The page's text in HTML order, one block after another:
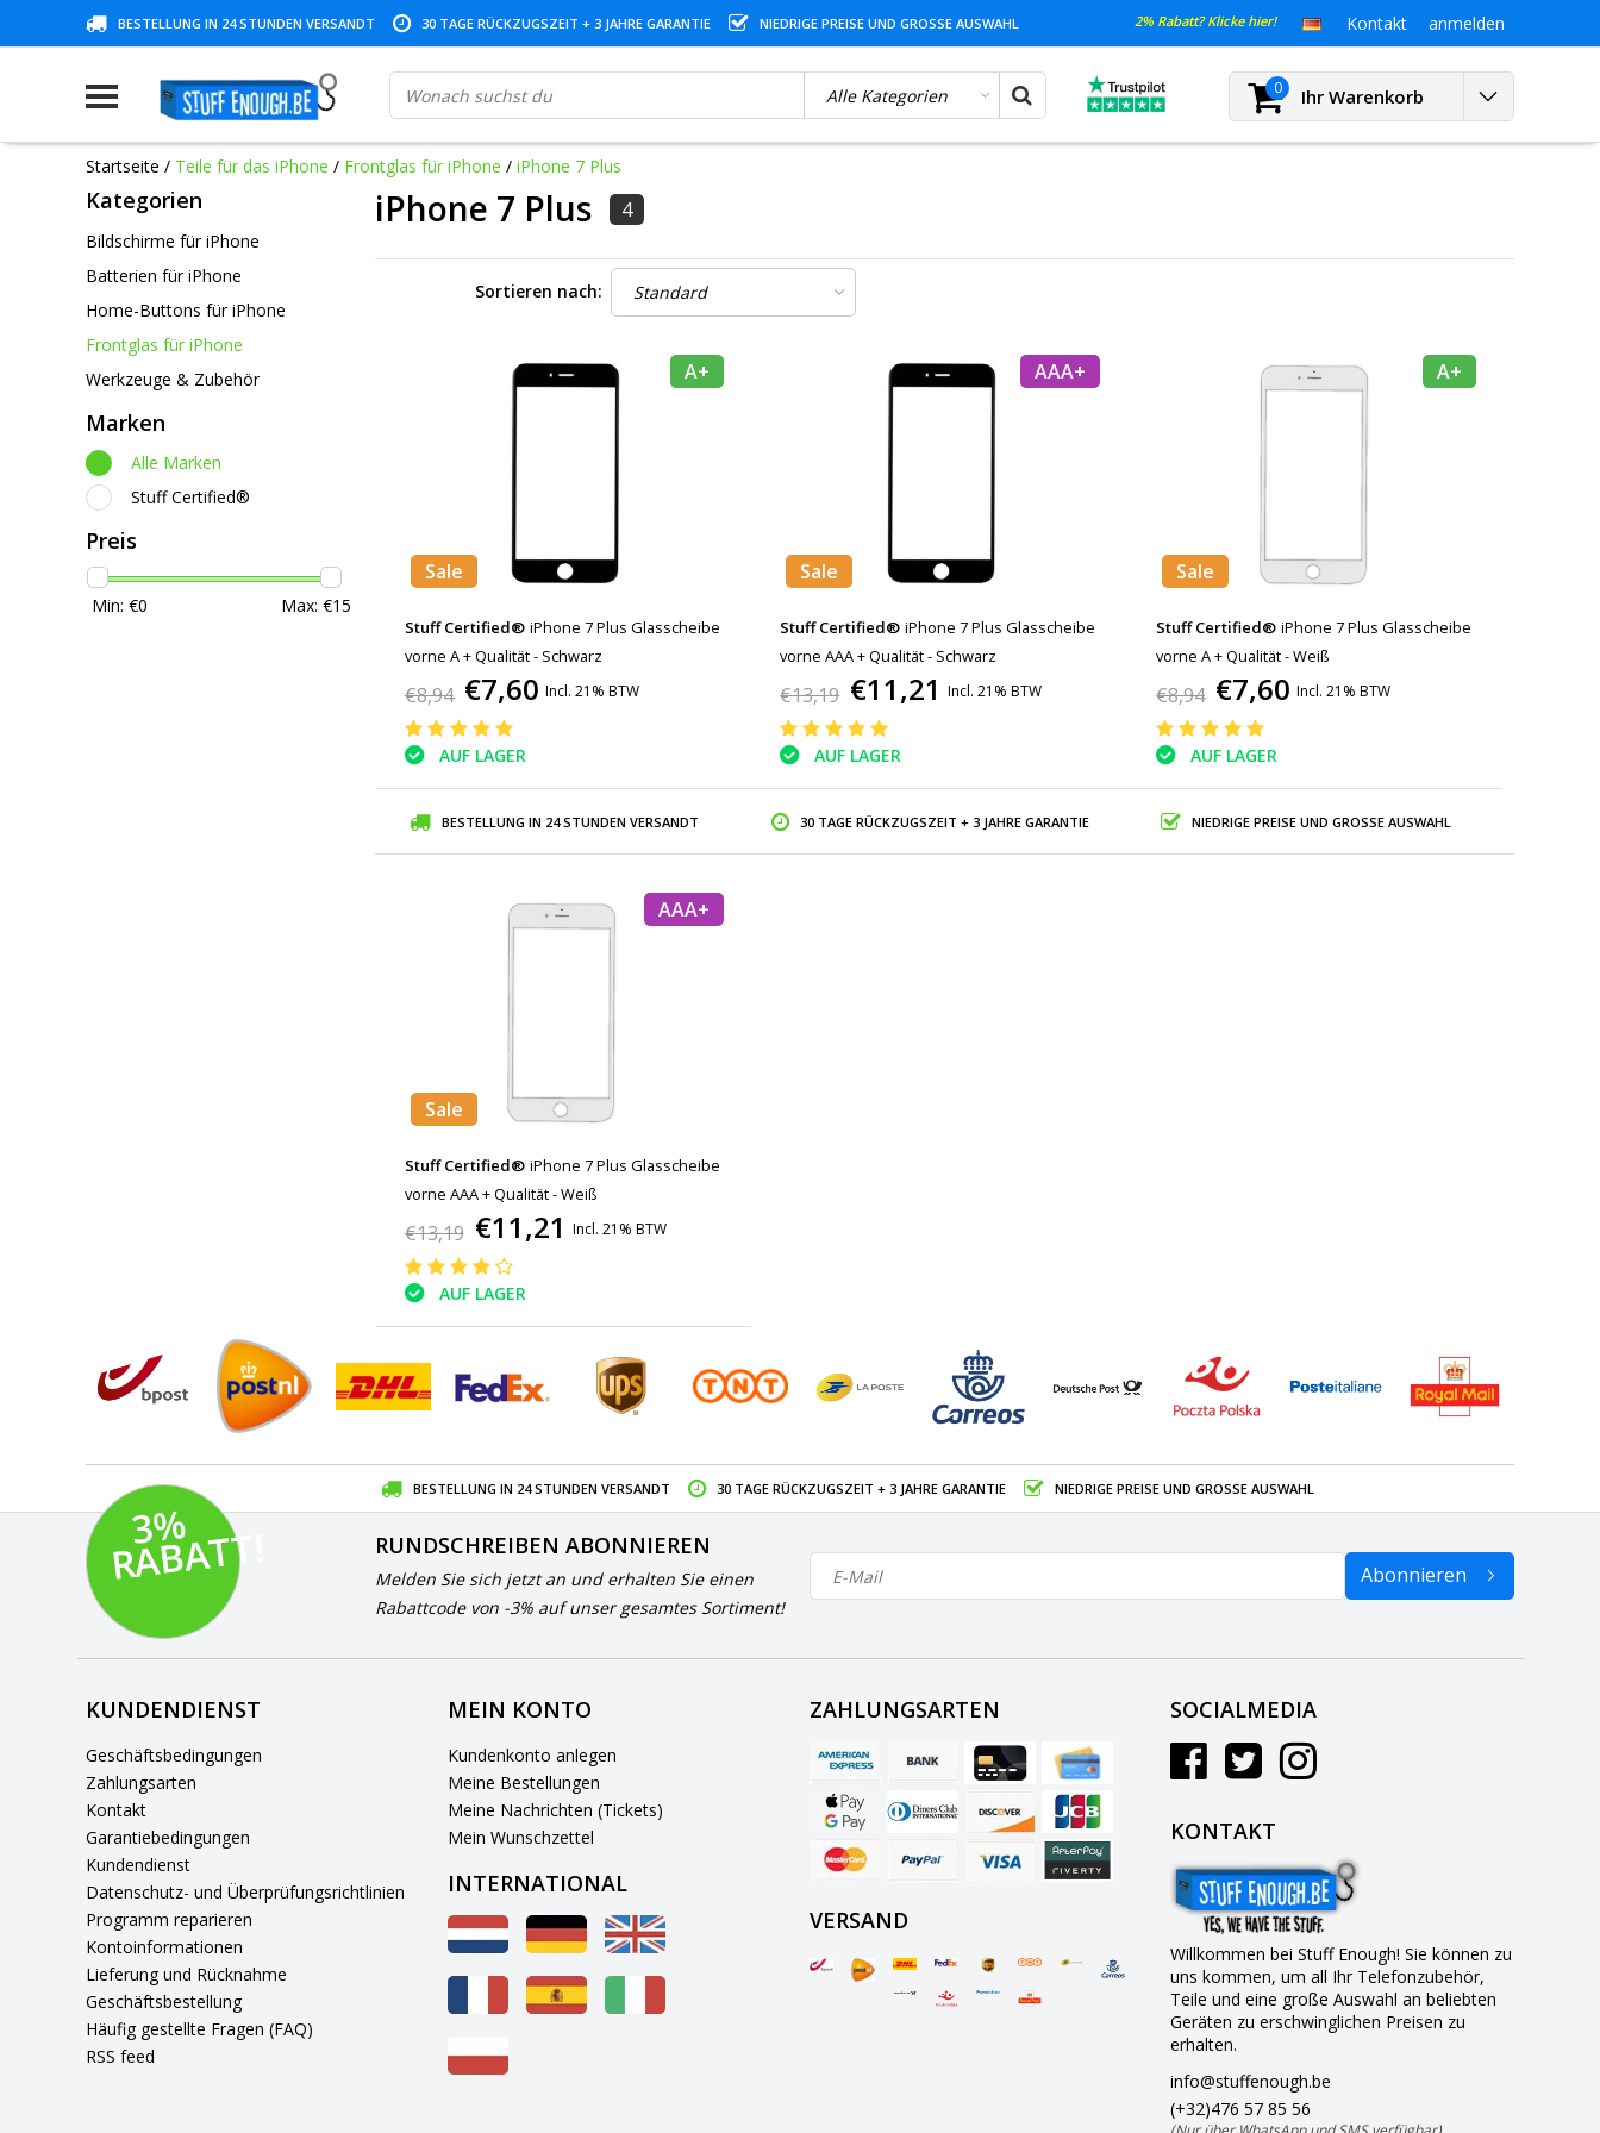
BESTELLUNG IN 24 STUNDEN VERSANDT 30 TAGE RÜCKZUGSZEIT + 3 JAHRE GARANTIE NIEDRIGE PREISE UND GROSSE AUSWAHL 2% Rabatt? Klicke hier! Kontakt anmelden
0 Ihr Warenkorb
Startseite / Teile für das iPhone / Frontglas für iPhone / iPhone 7 Plus
Kategorien
Bildschirme für iPhone
Batterien für iPhone
Home-Buttons für iPhone
Frontglas für iPhone
Werkzeuge & Zubehör
Marken
Alle Marken
Stuff Certified®
Preis
Min: €0 Max: €15
iPhone 7 Plus 4
Sortieren nach:
A+
Sale
Stuff Certified® iPhone 7 Plus Glasscheibe
vorne A + Qualität - Schwarz
€8,94 €7,60 Incl. 21% BTW
AUF LAGER
AAA+
Sale
Stuff Certified® iPhone 7 Plus Glasscheibe
vorne AAA + Qualität - Schwarz
€13,19 €11,21 Incl. 21% BTW
AUF LAGER
A+
Sale
Stuff Certified® iPhone 7 Plus Glasscheibe
vorne A + Qualität - Weiß
€8,94 €7,60 Incl. 21% BTW
AUF LAGER
BESTELLUNG IN 24 STUNDEN VERSANDT 30 TAGE RÜCKZUGSZEIT + 3 JAHRE GARANTIE NIEDRIGE PREISE UND GROSSE AUSWAHL
AAA+
Sale
Stuff Certified® iPhone 7 Plus Glasscheibe
vorne AAA + Qualität - Weiß
€13,19 €11,21 Incl. 21% BTW
AUF LAGER
BESTELLUNG IN 24 STUNDEN VERSANDT 30 TAGE RÜCKZUGSZEIT + 3 JAHRE GARANTIE NIEDRIGE PREISE UND GROSSE AUSWAHL
3
%
R
A
B
A
T
T! RUNDSCHREIBEN ABONNIEREN
Melden Sie sich jetzt an und erhalten Sie einen
Rabattcode von -3% auf unser gesamtes Sortiment!
Abonnieren
KUNDENDIENST
Geschäftsbedingungen
Zahlungsarten
Kontakt
Garantiebedingungen
Kundendienst
Datenschutz- und Überprüfungsrichtlinien
Programm reparieren
Kontoinformationen
Lieferung und Rücknahme
Geschäftsbestellung
Häufig gestellte Fragen (FAQ)
RSS feed
MEIN KONTO
Kundenkonto anlegen
Meine Bestellungen
Meine Nachrichten (Tickets)
Mein Wunschzettel
INTERNATIONAL
ZAHLUNGSARTEN
VERSAND
SOCIALMEDIA
KONTAKT
Willkommen bei Stuff Enough! Sie können zu
uns kommen, um all Ihr Telefonzubehör,
Teile und eine große Auswahl an beliebten
Geräten zu erschwinglichen Preisen zu
erhalten.
info@stuffenough.be
(+32)476 57 85 56